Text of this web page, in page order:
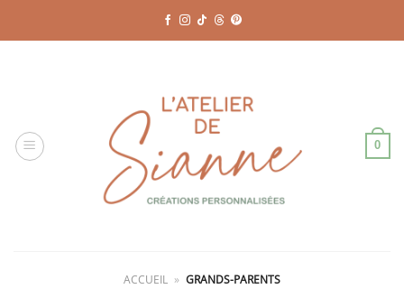
0
ACCUEIL » GRANDS-PARENTS